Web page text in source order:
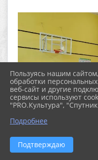
Пользуясь нашим
обработки
веб-сайт и другие
сервисы используют
"PRO.Культура",
Подробнее
Подтверждаю